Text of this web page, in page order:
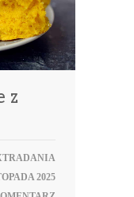
z
2025